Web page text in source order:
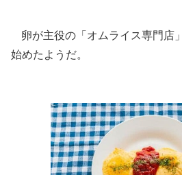
卵が主役の「オムライス専門店
始めたようだ。